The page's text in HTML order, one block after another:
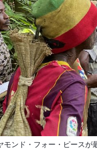
モンド・フォー・ピース